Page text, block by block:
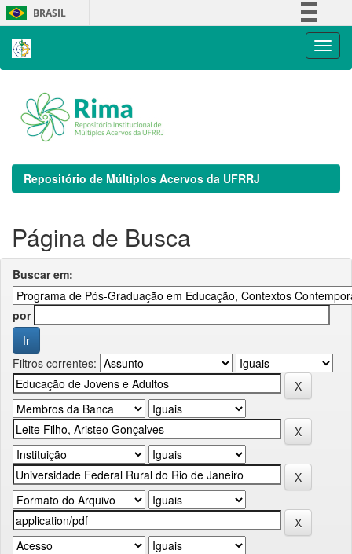
Skip
navigation
BRASIL
Repositório de Múltiplos Acervos da UFRRJ
Página de Busca
Buscar em:
por
Filtros correntes: